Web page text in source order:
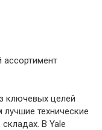
ключевых целей
лучшие технические
В Yale